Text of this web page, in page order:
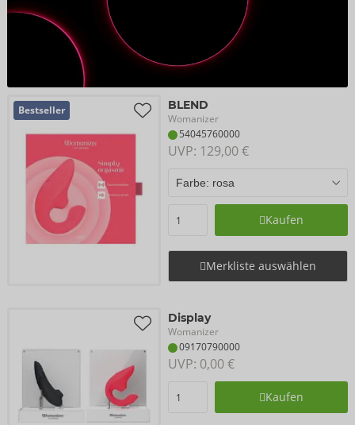
Bestseller BLEND
Womanizer
54045760000
UVP: 129,00 €
Kaufen
Merkliste auswählen
Display
Womanizer
09170790000
UVP: 0,00 €
Kaufen